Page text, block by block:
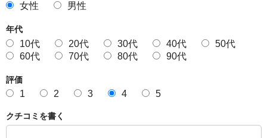
女性 男性
年代
10代 20代 30代 40代
50代
60代
70代 80代 90代
評価
1 2 3 4 5
クチコミを書く